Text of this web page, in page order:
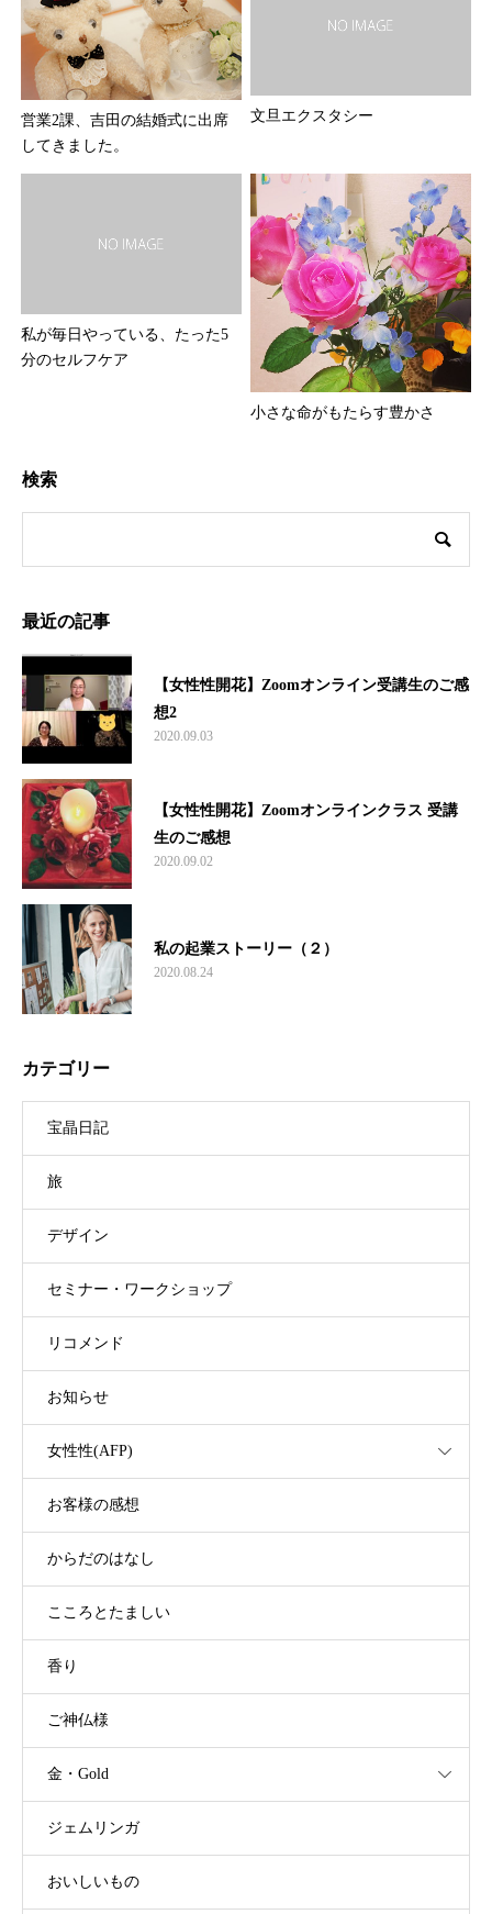
営業2課、吉田の結婚式に出席
してきました。
文旦エクスタシー
私が毎日やっている、たった5
分のセルフケア
小さな命がもたらす豊かさ
検索
最近の記事
【女性性開花】Zoomオンライン受講生のご感
想2
2020.09.03
【女性性開花】Zoomオンラインクラス 受講
生のご感想
2020.09.02
私の起業ストーリー（２）
2020.08.24
カテゴリー
宝晶日記
旅
デザイン
セミナー・ワークショップ
リコメンド
お知らせ
女性性(AFP)
お客様の感想
からだのはなし
こころとたましい
香り
ご神仏様
金・Gold
ジェムリンガ
おいしいもの